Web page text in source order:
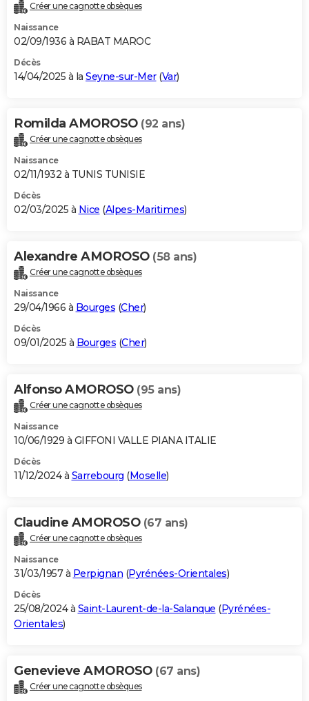
Créer une cagnotte obsèques
Naissance
02/09/1936 à RABAT MAROC
Décès
14/04/2025 à la Seyne-sur-Mer(Var)
Romilda AMOROSO (92 ans)
Créer une cagnotte obsèques
Naissance
02/11/1932 à TUNIS TUNISIE
Décès
02/03/2025 à Nice (Alpes-Maritimes)
Alexandre AMOROSO (58 ans)
Créer une cagnotte obsèques
Naissance
29/04/1966 à Bourges (Cher)
Décès
09/01/2025 à Bourges (Cher)
Alfonso AMOROSO (95 ans)
Créer une cagnotte obsèques
Naissance
10/06/1929 à GIFFONI VALLE PIANA ITALIE
Décès
11/12/2024 à Sarrebourg (Moselle)
Claudine AMOROSO (67 ans)
Créer une cagnotte obsèques
Naissance
31/03/1957 à Perpignan (Pyrénées-Orientales)
Décès
25/08/2024 à Saint-Laurent-de-la-Salanque (Pyrénées-
Orientales)
Genevieve AMOROSO (67 ans)
Créer une cagnotte obsèques